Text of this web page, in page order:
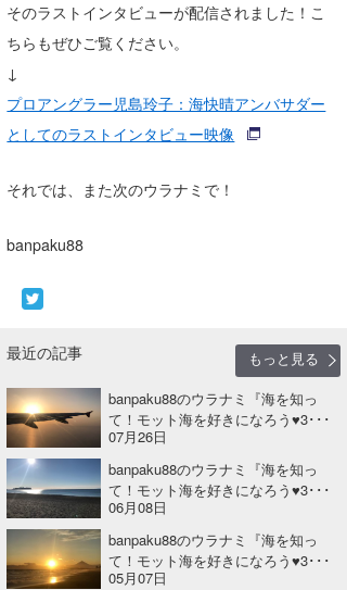
そのラストインタビューが配信されました！こ
ちらもぜひご覧ください。
↓
プロアングラー児島玲子：海快晴アンバサダー
としてのラストインタビュー映像
それでは、また次のウラナミで！
banpaku88
最近の記事
もっと見る
banpaku88のウラナミ『海を知っ
て！モット海を好きになろう♥3･･･
07月26日
banpaku88のウラナミ『海を知っ
て！モット海を好きになろう♥3･･･
06月08日
banpaku88のウラナミ『海を知っ
て！モット海を好きになろう♥3･･･
05月07日